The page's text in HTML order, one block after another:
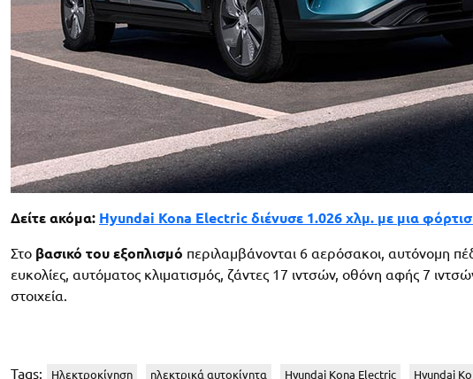
Δείτε ακόμα: Hyundai Kona Electric διένυσε 1.026 χλμ. με μια
Στο βασικό του εξοπλισμό περιλαμβάνονται 6 αερόσακοι, αυτόνομη
ευκολίες, αυτόματος κλιματισμός, ζάντες 17 ιντσών, οθόνη αφής 7
στοιχεία.
Tags: Ηλεκτροκίνηση ηλεκτρικά αυτοκίνητα Hyundai Kona Electric Hyundai